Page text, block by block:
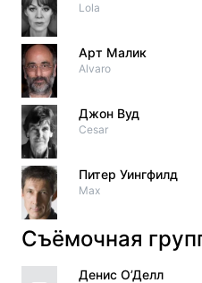
Lola
Арт Малик
Alvaro
Джон Вуд
Cesar
Питер Уингфилд
Max
Съёмочная
Денис О’Делл